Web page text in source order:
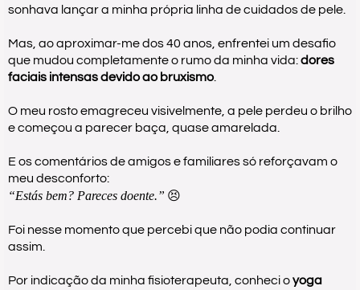
sonhava lançar a minha própria linha de cuidados de pele.
Mas, ao aproximar-me dos 40 anos, enfrentei um desafio
que mudou completamente o rumo da minha vida:dores
faciais intensas devido ao bruxismo.
O meu rosto emagreceu visivelmente, a pele perdeu o brilho
e começou a parecer baça, quase amarelada.
E os comentários de amigos e familiares só reforçavam o
meu desconforto:
“Estás bem? Pareces doente.” 😣
Foi nesse momento que percebi que não podia continuar
assim.
Por indicação da minha fisioterapeuta, conheci oyoga